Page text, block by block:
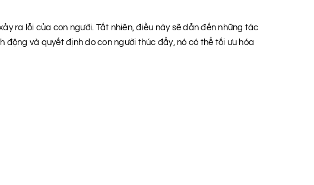
ra lỗi của con người. Tất nhiên, điều này sẽ dẫn đến những tác
và quyết định do con người thúc đẩy, nó có thể tối ưu hóa